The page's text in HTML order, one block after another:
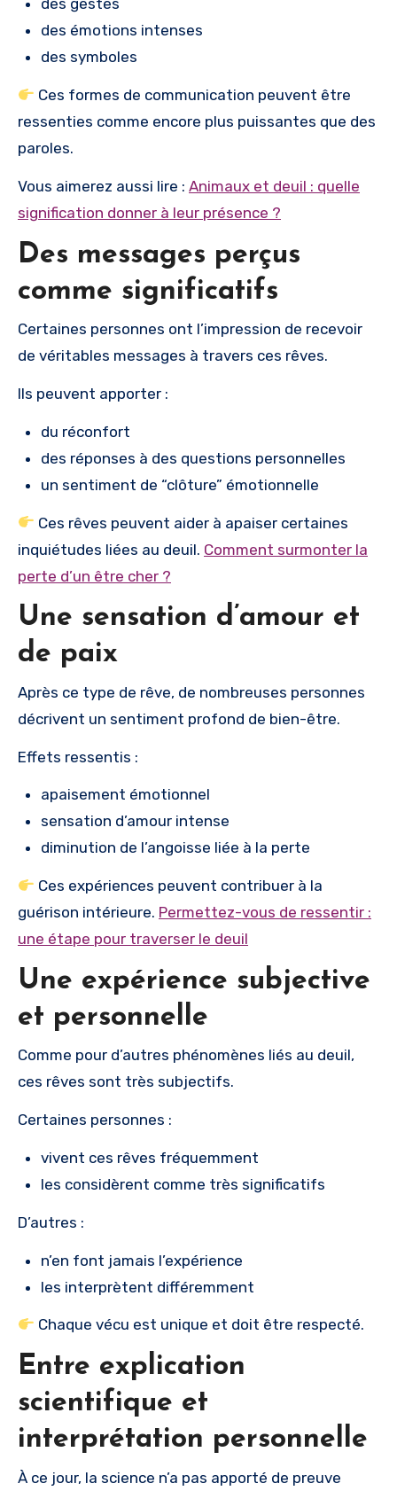
des gestes
des émotions intenses
des symboles
Ces formes de communication peuvent être
ressenties comme encore plus puissantes que des
paroles.
Vous aimerez aussi lire : Animaux et deuil : quelle
signification donner à leur présence ?
Des messages perçus
comme significatifs
Certaines personnes ont l’impression de recevoir
de véritables messages à travers ces rêves.
Ils peuvent apporter :
du réconfort
des réponses à des questions personnelles
un sentiment de “clôture” émotionnelle
Ces rêves peuvent aider à apaiser certaines
inquiétudes liées au deuil. Comment surmonter la
perte d’un être cher ?
Une sensation d’amour et
de paix
Après ce type de rêve, de nombreuses personnes
décrivent un sentiment profond de bien-être.
Effets ressentis :
apaisement émotionnel
sensation d’amour intense
diminution de l’angoisse liée à la perte
Ces expériences peuvent contribuer à la
guérison intérieure. Permettez-vous de ressentir :
une étape pour traverser le deuil
Une expérience subjective
et personnelle
Comme pour d’autres phénomènes liés au deuil,
ces rêves sont très subjectifs.
Certaines personnes :
vivent ces rêves fréquemment
les considèrent comme très significatifs
D’autres :
n’en font jamais l’expérience
les interprètent différemment
Chaque vécu est unique et doit être respecté.
Entre explication
scientifique et
interprétation personnelle
À ce jour, la science n’a pas apporté de preuve